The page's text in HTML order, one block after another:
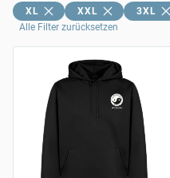
XL XXL 3XL
Alle Filter zurücksetzen